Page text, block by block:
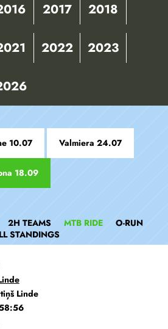
2017 2018
2022 2023
10.07 Valmiera 24.07
18.09
2H TEAMS MTB RIDE
O-RUN
STANDINGS
Linde